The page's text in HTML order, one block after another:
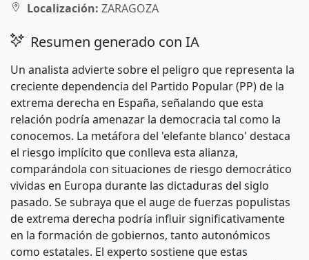
Localización: ZARAGOZA
Resumen generado con IA
Un analista advierte sobre el peligro que representa la
creciente dependencia del Partido Popular (PP) de la
extrema derecha en España, señalando que esta
relación podría amenazar la democracia tal como la
conocemos. La metáfora del 'elefante blanco' destaca
el riesgo implícito que conlleva esta alianza,
comparándola con situaciones de riesgo democrático
vividas en Europa durante las dictaduras del siglo
pasado. Se subraya que el auge de fuerzas populistas
de extrema derecha podría influir significativamente
en la formación de gobiernos, tanto autonómicos
como estatales. El experto sostiene que estas